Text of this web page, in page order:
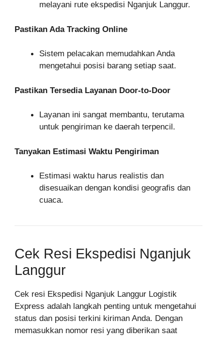
melayani rute ekspedisi Nganjuk Langgur.
Pastikan Ada Tracking Online
Sistem pelacakan memudahkan Anda
mengetahui posisi barang setiap saat.
Pastikan Tersedia Layanan Door-to-Door
Layanan ini sangat membantu, terutama
untuk pengiriman ke daerah terpencil.
Tanyakan Estimasi Waktu Pengiriman
Estimasi waktu harus realistis dan
disesuaikan dengan kondisi geografis dan
cuaca.
Cek Resi Ekspedisi Nganjuk
Langgur
Cek resi Ekspedisi Nganjuk Langgur Logistik
Express adalah langkah penting untuk mengetahui
status dan posisi terkini kiriman Anda. Dengan
memasukkan nomor resi yang diberikan saat